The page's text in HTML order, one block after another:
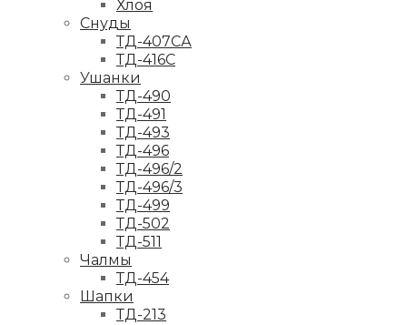
Хлоя
Снуды
ТД-407СА
ТД-416С
Ушанки
ТД-490
ТД-491
ТД-493
ТД-496
ТД-496/2
ТД-496/3
ТД-499
ТД-502
ТД-511
Чалмы
ТД-454
Шапки
ТД-213